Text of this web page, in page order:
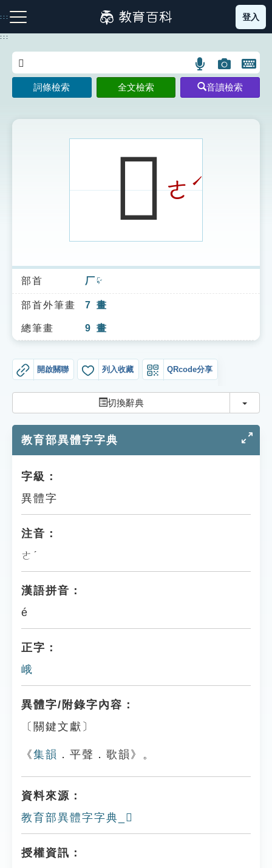
到
主
:::
注音索引圖示 筆畫索引圖示 部首索引表圖示
索引選單
知識索引
單字索引
貓頭鷹博士
登入
:::
語
言
搜
示
圖
片
搜
開
鍵
圖
詞條檢索 全文檢索 音讀檢索
𠩙ㄜ ˊ
部首 厂 ㄏㄢˇ
部首外筆畫 7 畫
總筆畫 9 畫
開啟關聯 列入收藏 QRcode分享
切換辭典 切換
教育部異體字字典
字級：
異體字
注音：
ㄜˊ
漢語拼音：
é
正字：
峨
異體字/附錄字內容：
〔關鍵文獻〕
《集韻 ．平聲．歌韻》。
資料來源：
教育部異體字字典_𠩙
授權資訊：